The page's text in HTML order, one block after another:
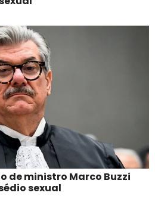
de ministro Marco Buzzi
sexual